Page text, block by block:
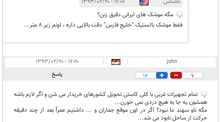
ناشناس ۱۶:۰۶ - ۱۳۹۳/۰۲/۲۰
مگه موشک های ایرانی دقیق زنن؟
فقط موشک بالستیک "خلیج فارس" دقت بالایی داره ، اونم زیر 8 متر...
john
|
|
۱۶:۲۰ - ۱۳۹۳/۰۲/۲۰
7
16 پاسخ
تمام تجهیزات غربی با کلی کاستی تحویل کشورهای خریدار می شن و اگر لازم باشه
همشون یه جا به هیچ دردی نمی خورن...
مگه ناو سهند ما نبود؟ اگر در اون موقع جماران و ... داشتیم عمراً بعد از چند دقیقه
حرکت از ساحل نابود می شد...